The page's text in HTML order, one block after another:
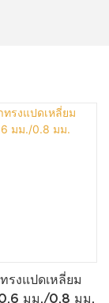
รงแปดเหลี่ยม
มม./0.8 มม.